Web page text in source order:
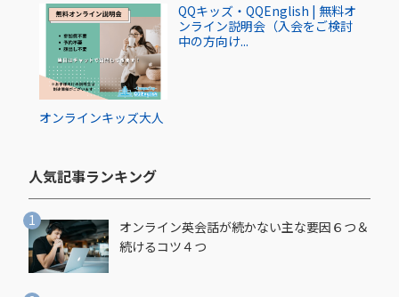
オンラインキッズ大人
QQキッズ・QQEnglish | 無料オ
ンライン説明会（入会をご検討
中の方向け...
人気記事ランキング​
オンライン英会話が続かない主な要因６つ＆
続けるコツ４つ